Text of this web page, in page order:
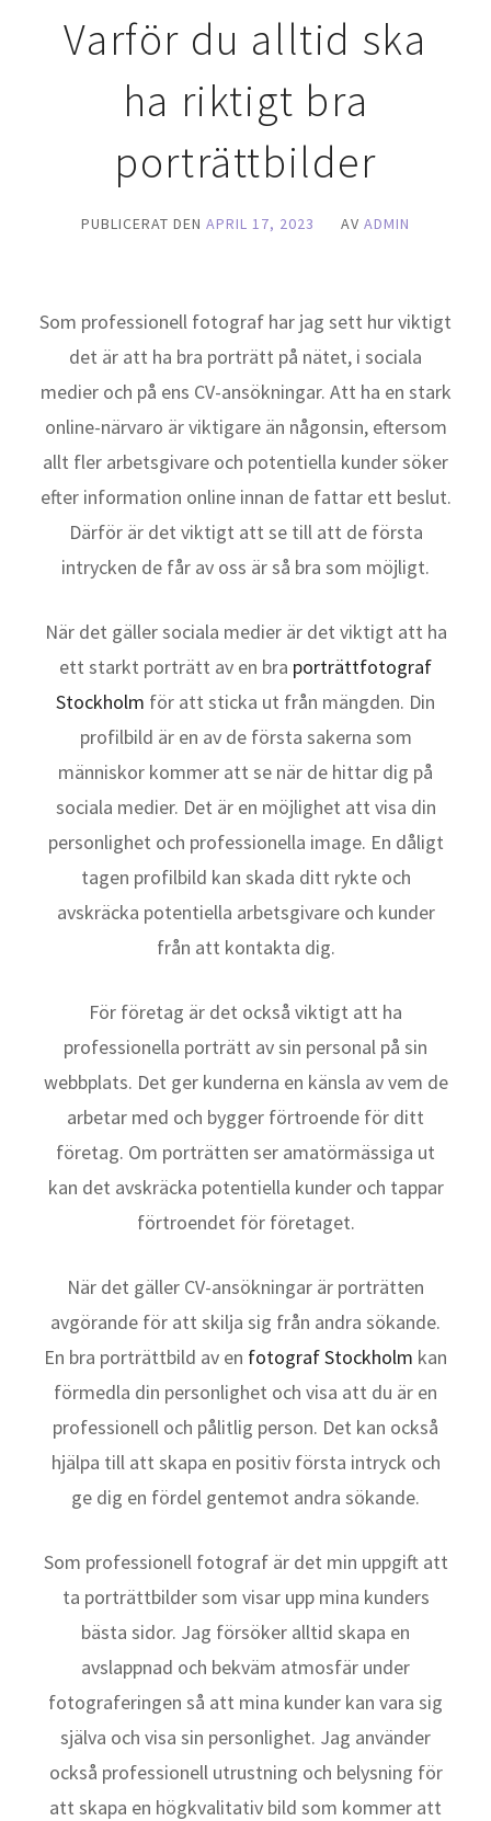
Varför du alltid ska
ha riktigt bra
porträttbilder
PUBLICERAT DEN APRIL 17, 2023 AV ADMIN
Som professionell fotograf har jag sett hur viktigt
det är att ha bra porträtt på nätet, i sociala
medier och på ens CV-ansökningar. Att ha en stark
online-närvaro är viktigare än någonsin, eftersom
allt fler arbetsgivare och potentiella kunder söker
efter information online innan de fattar ett beslut.
Därför är det viktigt att se till att de första
intrycken de får av oss är så bra som möjligt.
När det gäller sociala medier är det viktigt att ha
ett starkt porträtt av en bra porträttfotograf
Stockholm för att sticka ut från mängden. Din
profilbild är en av de första sakerna som
människor kommer att se när de hittar dig på
sociala medier. Det är en möjlighet att visa din
personlighet och professionella image. En dåligt
tagen profilbild kan skada ditt rykte och
avskräcka potentiella arbetsgivare och kunder
från att kontakta dig.
För företag är det också viktigt att ha
professionella porträtt av sin personal på sin
webbplats. Det ger kunderna en känsla av vem de
arbetar med och bygger förtroende för ditt
företag. Om porträtten ser amatörmässiga ut
kan det avskräcka potentiella kunder och tappar
förtroendet för företaget.
När det gäller CV-ansökningar är porträtten
avgörande för att skilja sig från andra sökande.
En bra porträttbild av en fotograf Stockholm kan
förmedla din personlighet och visa att du är en
professionell och pålitlig person. Det kan också
hjälpa till att skapa en positiv första intryck och
ge dig en fördel gentemot andra sökande.
Som professionell fotograf är det min uppgift att
ta porträttbilder som visar upp mina kunders
bästa sidor. Jag försöker alltid skapa en
avslappnad och bekväm atmosfär under
fotograferingen så att mina kunder kan vara sig
själva och visa sin personlighet. Jag använder
också professionell utrustning och belysning för
att skapa en högkvalitativ bild som kommer att